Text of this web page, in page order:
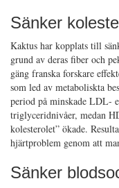
Sänker
Kaktus har kopplats till
grund av deras fiber och
gäng franska forskare
som led av metaboliskta
period på minskade LDL-
triglyceridnivåer, medan
kolesterolet” ökade.
hjärtproblem genom att
Sänker